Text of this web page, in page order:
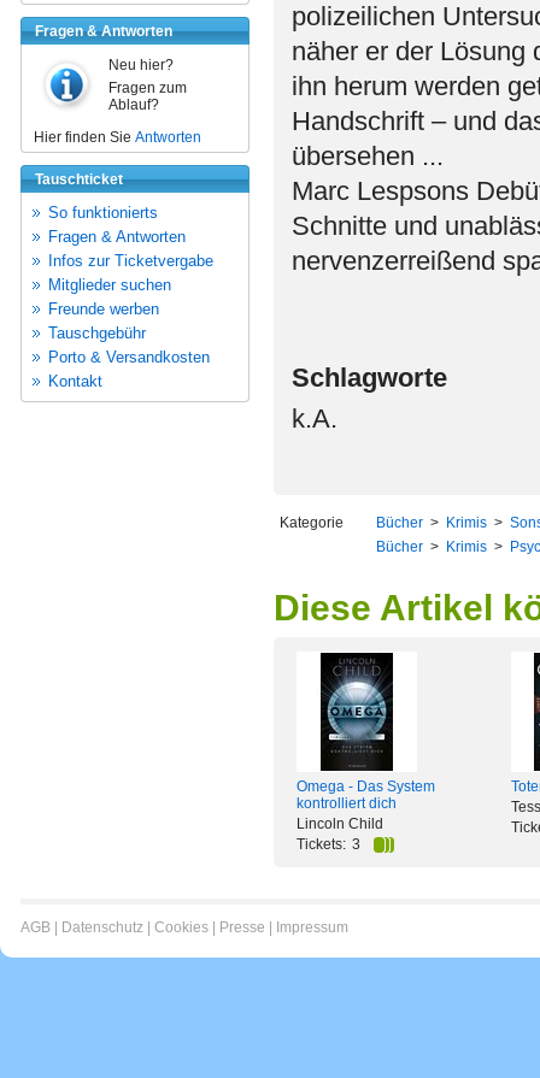
Fragen & Antworten
Neu hier?
Fragen zum
Ablauf?
Hier finden Sie Antworten
Tauschticket
So funktionierts
Fragen & Antworten
Infos zur Ticketvergabe
Mitglieder suchen
Freunde werben
Tauschgebühr
Porto & Versandkosten
Kontakt
polizeilichen
näher er der Lösung
ihn herum werden
Handschrift – und
übersehen ...
Marc Lespsons
Schnitte und
nervenzerreißend
Schlagworte
k.A.
Kategorie Bücher > Krimis >
Bücher > Krimis >
Diese Artikel
Omega - Das System
kontrolliert dich
Lincoln Child
Tickets: 3
AGB Datenschutz Cookies Presse Impressum